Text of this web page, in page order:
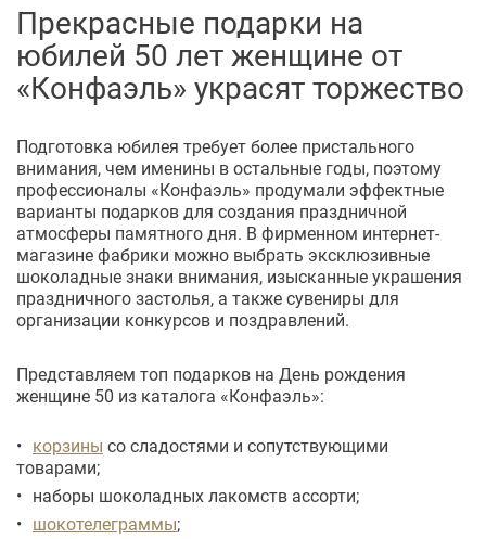
Прекрасные подарки на
юбилей 50 лет женщине от
«Конфаэль» украсят торжество
Подготовка юбилея требует более пристального
внимания, чем именины в остальные годы, поэтому
профессионалы «Конфаэль» продумали эффектные
варианты подарков для создания праздничной
атмосферы памятного дня. В фирменном интернет-
магазине фабрики можно выбрать эксклюзивные
шоколадные знаки внимания, изысканные украшения
праздничного застолья, а также сувениры для
организации конкурсов и поздравлений.
Представляем топ подарков на День рождения
женщине 50 из каталога «Конфаэль»:
корзины со сладостями и сопутствующими
товарами;
наборы шоколадных лакомств ассорти;
шокотелеграммы;